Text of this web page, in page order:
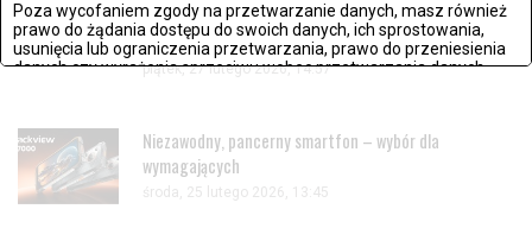
Poza wycofaniem zgody na przetwarzanie danych, masz również
prawo do żądania dostępu do swoich danych, ich sprostowania,
usunięcia lub ograniczenia przetwarzania, prawo do przeniesienia
danych czy wyrażenia sprzeciwu wobec przetwarzania danych.
przejdź doustawień zaawansowanych
Wyrażam zgodę i przechodzę do serwisu
Reputacja pod kontrolą - jak działa nowoczesny
monitoring marki?
piątek, 27 lutego 2026, 14:57
Niezawodny, pancerny smartfon – wybór dla
wymagających
środa, 25 lutego 2026, 13:45